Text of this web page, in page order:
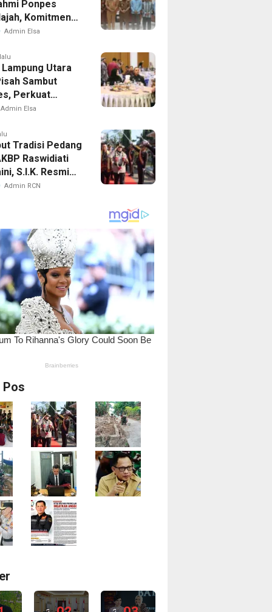
Ponpes
Komitmen
Admin Elsa
Utara
Sambut
Perkuat
Kamtibmas
Admin Elsa
Tradisi Pedang
Raswidiati
S.I.K. Resmi
Lampung
Admin RCN
Pos